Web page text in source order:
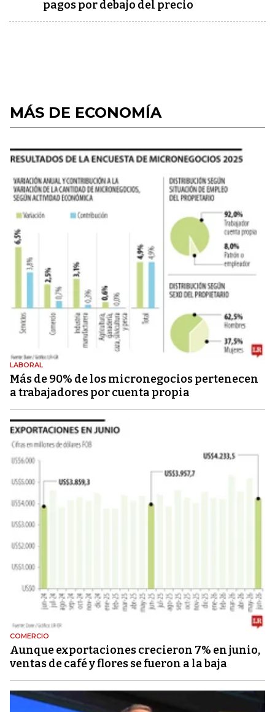
pagos por debajo del precio
MÁS DE ECONOMÍA
LABORAL
Más de 90% de los micronegocios pertenecen
a trabajadores por cuenta propia
COMERCIO
Aunque exportaciones crecieron 7% en junio,
ventas de café y flores se fueron a la baja